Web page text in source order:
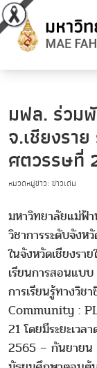
มฟล. ร่วม
จ.เชียงรา
ศตวรรษที่
หมวดหมู่ข่าว: ข่าวเด่น
มหาวิทยาลัยแม่ฟ้
วิชาการระดับจัง
ในจังหวัดเชียงร
เรียนการสอนแบ
การเรียนรู้ทางวิ
Community :
21 โดยมีระยะเว
2565 – กันยายน